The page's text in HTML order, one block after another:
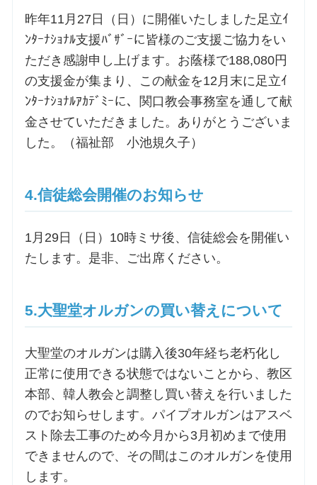
交通・アクセス
昨年11月27日（日）に開催いたしました足立ｲ
ﾝﾀｰﾅｼｮﾅﾙ支援ﾊﾞｻﾞｰに皆様のご支援ご協力をい
ただき感謝申し上げます。お蔭様で188,080円
の支援金が集まり、この献金を12月末に足立ｲ
ﾝﾀｰﾅｼｮﾅﾙｱｶﾃﾞﾐｰに、関口教会事務室を通して献
金させていただきました。ありがとうございま
した。（福祉部 小池規久子）
4.信徒総会開催のお知らせ
1月29日（日）10時ミサ後、信徒総会を開催い
たします。是非、ご出席ください。
5.大聖堂オルガンの買い替えについて
大聖堂のオルガンは購入後30年経ち老朽化し
正常に使用できる状態ではないことから、教区
本部、韓人教会と調整し買い替えを行いました
のでお知らせします。パイプオルガンはアスベ
スト除去工事のため今月から3月初めまで使用
できませんので、その間はこのオルガンを使用
します。